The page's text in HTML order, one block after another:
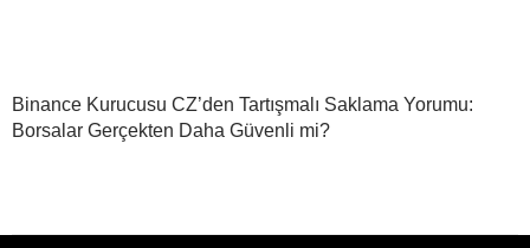
Binance Kurucusu CZ’den Tartışmalı Saklama Yorumu:
Borsalar Gerçekten Daha Güvenli mi?